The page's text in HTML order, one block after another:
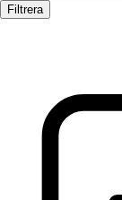
Filtrera